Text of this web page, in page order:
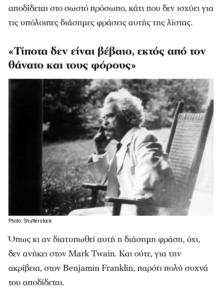
αποδίδεται στο σωστό πρόσωπο, κάτι που δεν ισχύει για
τις υπόλοιπες διάσημες φράσεις αυτής της λίστας.
«Τίποτα δεν είναι βέβαιο, εκτός από τον
θάνατο και τους φόρους»
Photo: Shutterstock
Όπως κι αν διατυπωθεί αυτή η διάσημη φράση, όχι,
δεν ανήκει στον Mark Twain. Και ούτε, για την
ακρίβεια, στον Benjamin Franklin, παρότι πολύ συχνά
του αποδίδεται.